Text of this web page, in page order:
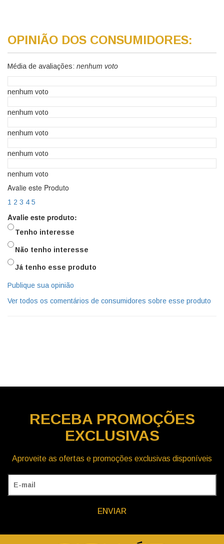
OPINIÃO DOS CONSUMIDORES:
Média de avaliações: nenhum voto
nenhum voto
nenhum voto
nenhum voto
nenhum voto
nenhum voto
Avalie este Produto
1 2 3 4 5
Avalie este produto:
Tenho interesse
Não tenho interesse
Já tenho esse produto
Publique sua opinião
Ver todos os comentários de consumidores sobre esse produto
RECEBAPROMOÇÕES
EXCLUSIVAS
Aproveite as ofertas e promoções exclusivas disponíveis
ENVIAR